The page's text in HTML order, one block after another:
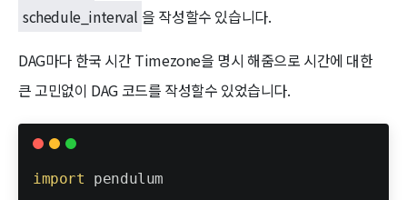
schedule_interval 을 작성할수 있습니다.
DAG마다 한국 시간 Timezone을 명시 해줌으로 시간에 대한
큰 고민없이 DAG 코드를 작성할수 있었습니다.